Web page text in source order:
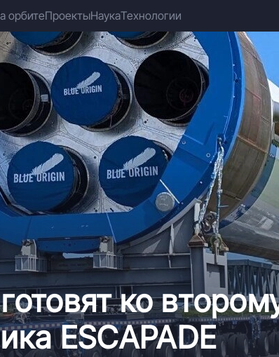
орбитеПроектыНаукаТехнологии
ко
ESCAPADE